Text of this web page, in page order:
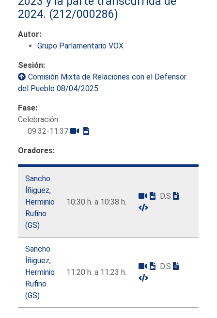
2024. (212/000286)
Autor:
Grupo Parlamentario VOX
Sesión:
Comisión Mixta de Relaciones con el Defensor
del Pueblo 08/04/2025
Fase:
Celebración
09:32-11:37
Oradores:
Sancho
Íñiguez,
Herminio
Rufino
(GS)
10:30 h. a 10:38 h.
D.S
Sancho
Íñiguez,
Herminio
Rufino
(GS)
11:20 h. a 11:23 h.
D.S